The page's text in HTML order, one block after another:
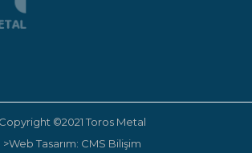
Copyright ©2021 Toros Metal
>Web Tasarım: CMS Bilişim